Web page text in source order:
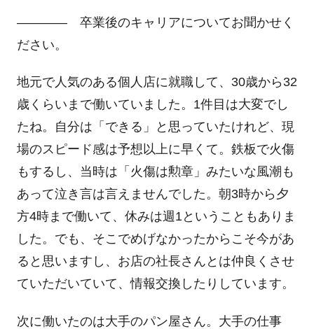
―――― 卒業後のキャリアについてお聞かせく
ださい。
地元で人気のある個人店に就職して、30歳から32
歳くらいまで働いていました。1件目は大変でし
たね。自分は「できる」と思っていたけれど、現
場のスピード感は予想以上に早くて。鉄板で火傷
もするし、当時は「火傷は勲章」みたいな風潮も
あって泣き言は言えませんでした。朝3時から夕
方4時まで働いて、休みは週1ということもありま
した。でも、そこでめげなかったからこそ今があ
ると思いますし、お店の社長さんとは仲良くさせ
ていただいていて、情報交換したりしています。
次に働いたのは大手のパン屋さん。大手の仕事